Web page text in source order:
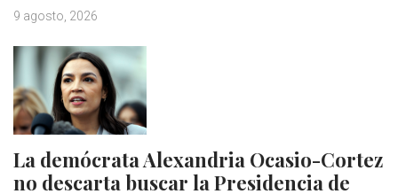
9 agosto, 2026
La demócrata Alexandria Ocasio-Cortez
no descarta buscar la Presidencia de